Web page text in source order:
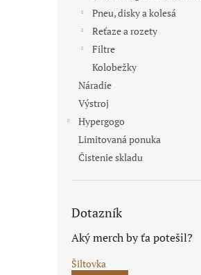
Pneu, disky a kolesá
Reťaze a rozety
Filtre
Kolobežky
Náradie
Výstroj
Hypergogo
Limitovaná ponuka
Čistenie skladu
Dotazník
Aký merch by ťa potešil?
Šiltovka